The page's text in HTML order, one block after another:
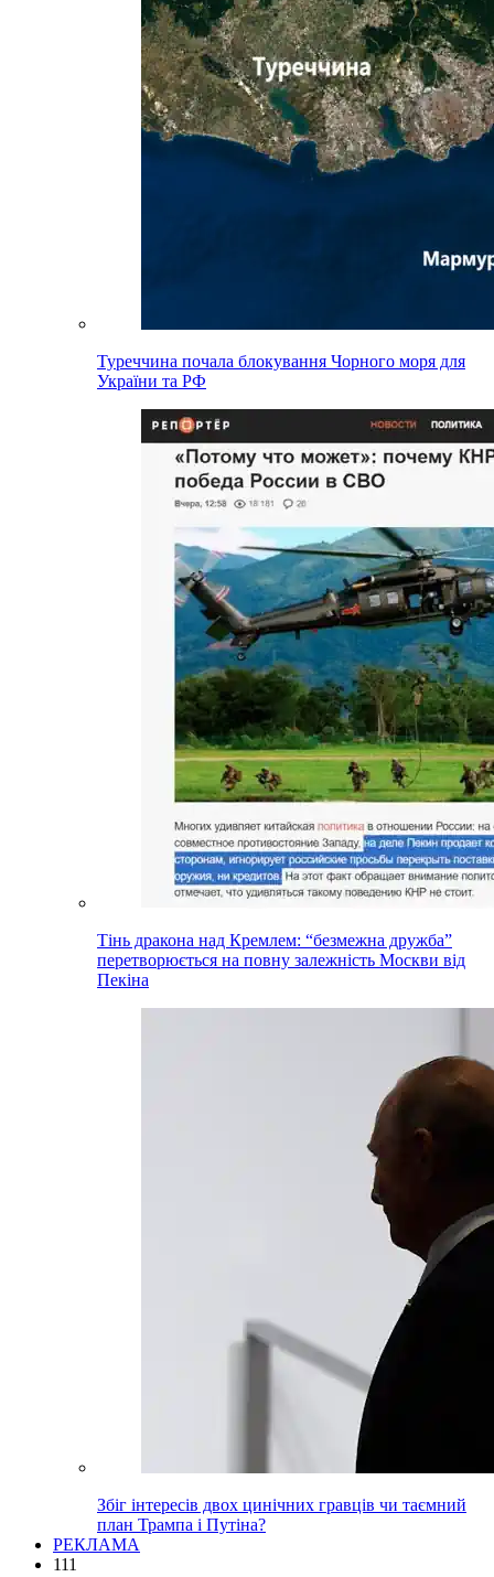
Туреччина почала блокування Чорного моря для
України та РФ
Тінь дракона над Кремлем: “безмежна дружба”
перетворюється на повну залежність Москви від
Пекіна
Збіг інтересів двох цинічних гравців чи таємний
план Трампа і Путіна?
РЕКЛАМА
111